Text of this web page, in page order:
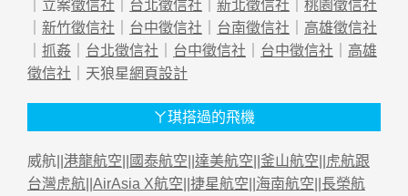
｜立案徵信社 ｜ 台北徵信社 ｜ 新北徵信社 ｜ 桃園徵信社
｜ 新竹徵信社 ｜ 台中徵信社 ｜ 台南徵信社 ｜ 高雄徵信社
｜ 抓姦 ｜ 台北徵信社 ｜ 台中徵信社 ｜ 台中徵信社 ｜ 高雄
徵信社 ｜天狼星網頁設計
ㄚ琪搭過的飛機
威航|| 港龍航空 國泰航空 達美航空 釜山航空
虎航跟
台灣虎航 AirAsia X航空 捷星航空 海南航空 長榮航